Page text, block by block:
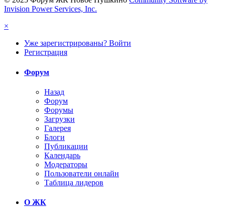
Invision Power Services, Inc.
×
Уже зарегистрированы? Войти
Регистрация
Форум
Назад
Форум
Форумы
Загрузки
Галерея
Блоги
Публикации
Календарь
Модераторы
Пользователи онлайн
Таблица лидеров
О ЖК